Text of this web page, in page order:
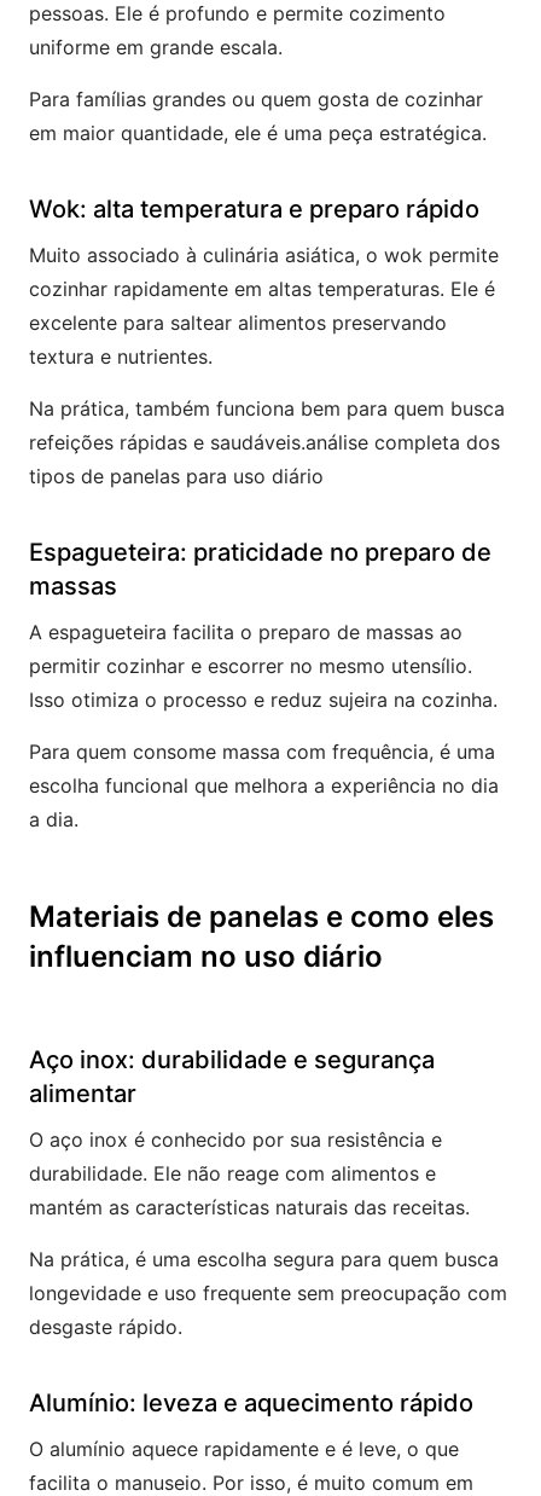
pessoas. Ele é profundo e permite cozimento
uniforme em grande escala.
Para famílias grandes ou quem gosta de cozinhar
em maior quantidade, ele é uma peça estratégica.
Wok: alta temperatura e preparo rápido
Muito associado à culinária asiática, o wok permite
cozinhar rapidamente em altas temperaturas. Ele é
excelente para saltear alimentos preservando
textura e nutrientes.
Na prática, também funciona bem para quem busca
refeições rápidas e saudáveis.análise completa dos
tipos de panelas para uso diário
Espagueteira: praticidade no preparo de
massas
A espagueteira facilita o preparo de massas ao
permitir cozinhar e escorrer no mesmo utensílio.
Isso otimiza o processo e reduz sujeira na cozinha.
Para quem consome massa com frequência, é uma
escolha funcional que melhora a experiência no dia
a dia.
Materiais de panelas e como eles
influenciam no uso diário
Aço inox: durabilidade e segurança
alimentar
O aço inox é conhecido por sua resistência e
durabilidade. Ele não reage com alimentos e
mantém as características naturais das receitas.
Na prática, é uma escolha segura para quem busca
longevidade e uso frequente sem preocupação com
desgaste rápido.
Alumínio: leveza e aquecimento rápido
O alumínio aquece rapidamente e é leve, o que
facilita o manuseio. Por isso, é muito comum em